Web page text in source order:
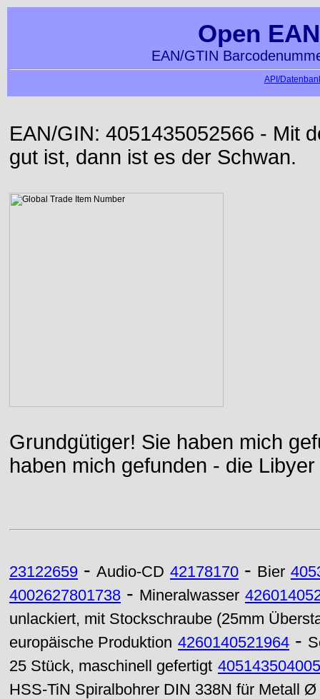
Open
EAN/GTIN
API/
EAN/GIN: 4051435052566 - Mit
gut ist, dann ist es der Schwan.
Grundgütiger! Sie haben mich
haben mich gefunden - die
23122659 - Audio-CD 42178170 - Bier
4002627801738 - Mineralwasser
unlackiert, mit Stockschraube (25mm
europäische Produktion 4260140521964 -
25 Stück, maschinell gefertigt
HSS-TiN Spiralbohrer DIN 338N für Metall Ø